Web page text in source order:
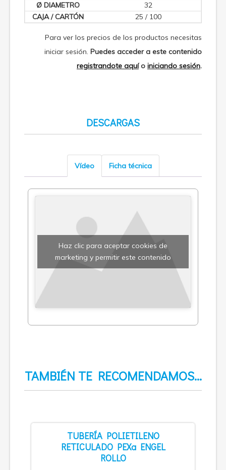
32
25 / 100
Para ver los precios de los productos necesitas
iniciar sesión. Puedes acceder a este contenido
registrandote aquío iniciando sesión.
DESCARGAS
Vídeo Ficha técnica
Haz clic para aceptar cookies de
marketing y permitir este contenido
TAMBIÉN TE RECOMENDAMOS…
TUBERÍA POLIETILENO
RETICULADO PEXa ENGEL
ROLLO